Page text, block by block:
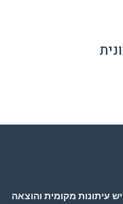
עיתונות מקומית והוצאה